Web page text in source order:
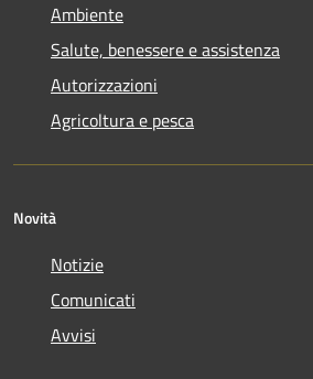
Ambiente
Salute, benessere e assistenza
Autorizzazioni
Agricoltura e pesca
Novità
Notizie
Comunicati
Avvisi